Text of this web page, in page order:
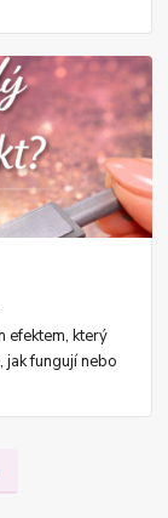
efektem, který
fungují nebo